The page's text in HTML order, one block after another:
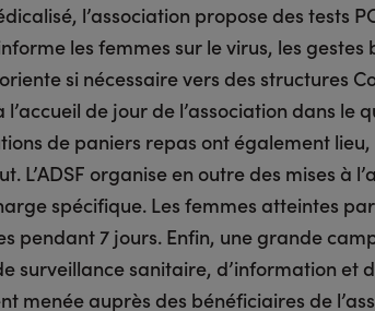
l’association propose des tests
les femmes sur le virus, les gestes
si nécessaire vers des structures
l’accueil de jour de l’association dans le
de paniers repas ont également
L’ADSF organise en outre des mises à
spécifique. Les femmes atteintes
pendant 7 jours. Enfin, une grande
surveillance sanitaire, d’information et
menée auprès des bénéficiaires de